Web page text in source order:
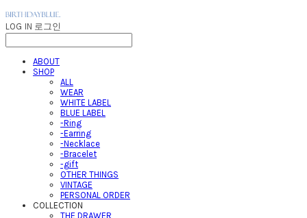
LOG IN 로그인
ABOUT
SHOP
ALL
WEAR
WHITE LABEL
BLUE LABEL
-Ring
-Earring
-Necklace
-Bracelet
-gift
OTHER THINGS
VINTAGE
PERSONAL ORDER
COLLECTION
THE DRAWER